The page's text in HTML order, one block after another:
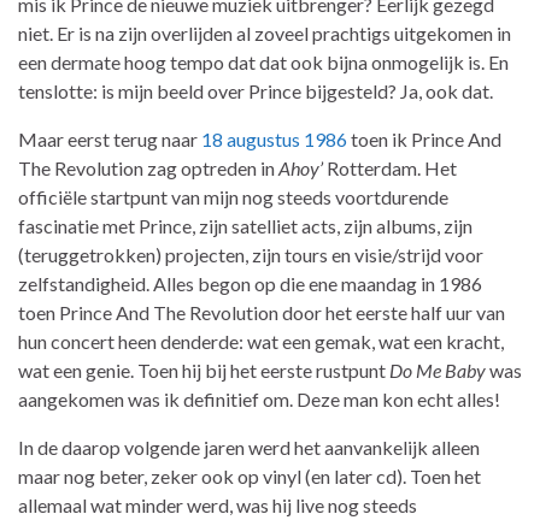
niet. Er is na zijn overlijden al zoveel prachtigs uitgekomen in
een dermate hoog tempo dat dat ook bijna onmogelijk is. En
tenslotte: is mijn beeld over Prince bijgesteld? Ja, ook dat.
Maar eerst terug naar 18 augustus 1986toen ik Prince And
The Revolution zag optreden inAhoy’Rotterdam. Het
officiële startpunt van mijn nog steeds voortdurende
fascinatie met Prince, zijn satelliet acts, zijn albums, zijn
(teruggetrokken) projecten, zijn tours en visie/strijd voor
zelfstandigheid. Alles begon op die ene maandag in 1986
toen Prince And The Revolution door het eerste half uur van
hun concert heen denderde: wat een gemak, wat een kracht,
wat een genie. Toen hij bij het eerste rustpunt Do Me Babywas
aangekomen was ik definitief om. Deze man kon echt alles!
In de daarop volgende jaren werd het aanvankelijk alleen
maar nog beter, zeker ook op vinyl (en later cd). Toen het
allemaal wat minder werd, was hij live nog steeds